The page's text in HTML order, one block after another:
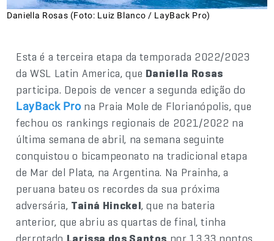
Daniella Rosas (Foto: Luiz Blanco / LayBack Pro)
Esta é a terceira etapa da temporada 2022/2023
da WSL Latin America, que Daniella Rosas
participa. Depois de vencer a segunda edição do
LayBack Prona Praia Mole de Florianópolis, que
fechou os rankings regionais de 2021/2022 na
última semana de abril, na semana seguinte
conquistou o bicampeonato na tradicional etapa
de Mar del Plata, na Argentina. Na Prainha, a
peruana bateu os recordes da sua próxima
adversária, Tainá Hinckel, que na bateria
anterior, que abriu as quartas de final, tinha